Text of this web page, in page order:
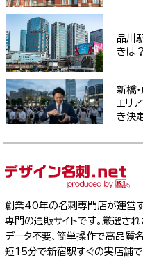
品川
きは
新橋
エリ
き決
創業40年の名刺専門店が運営
専門の通販サイトです。厳選さ
データ不要、簡単操作で高品
短15分で新宿駅すぐの実店舗で